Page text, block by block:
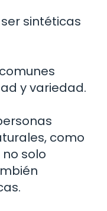
sintéticas
y variedad.
como
solo